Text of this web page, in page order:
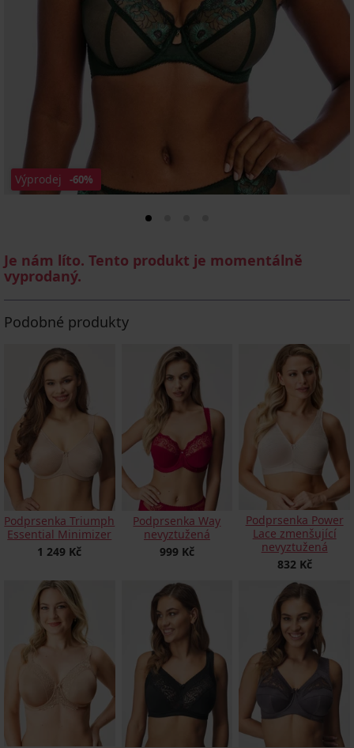
Výprodej -60%
Je nám líto. Tento produkt je momentálně
vyprodaný.
Podobné produkty
Podprsenka Triumph
Essential Minimizer
1 249 Kč
Podprsenka Way
nevyztužená
999 Kč
Podprsenka Power
Lace zmenšující
nevyztužená
832 Kč